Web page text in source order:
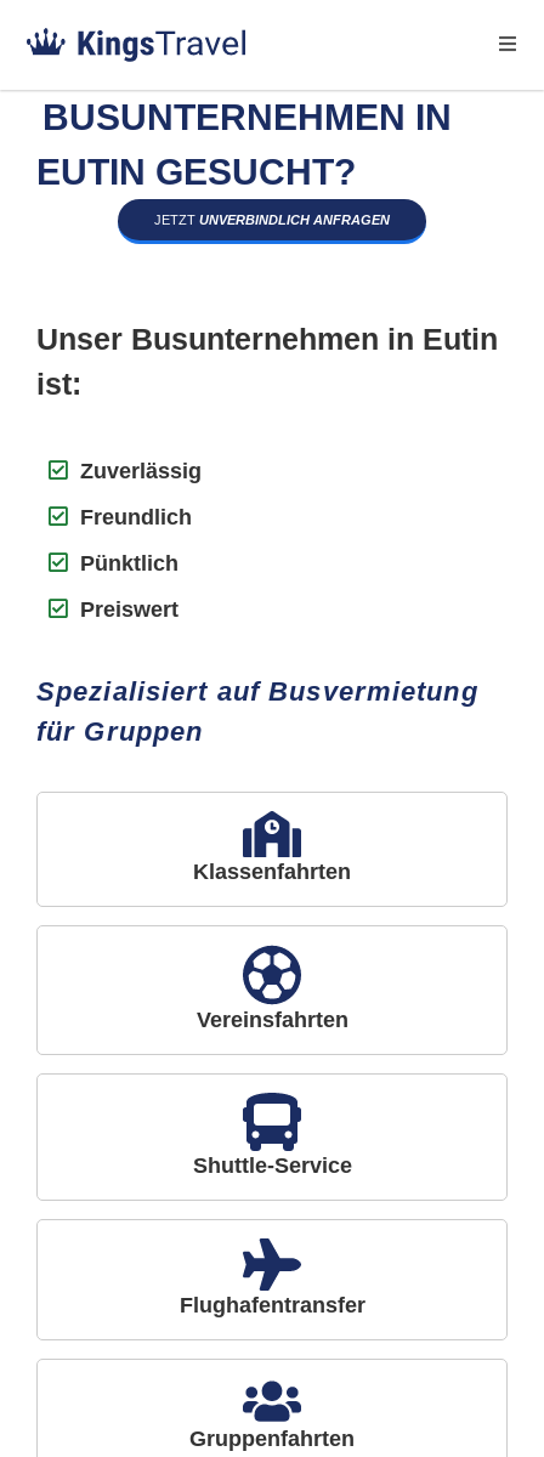
BUSUNTERNEHMEN IN
EUTIN GESUCHT?
JETZT UNVERBINDLICH ANFRAGEN
Unser Busunternehmen in Eutin
ist:
Zuverlässig
Freundlich
Pünktlich
Preiswert
Spezialisiert auf Busvermietung
für Gruppen
Klassenfahrten
Vereinsfahrten
Shuttle-Service
Flughafentransfer
Gruppenfahrten